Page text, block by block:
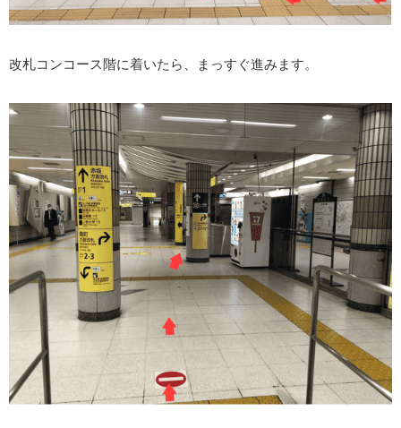
改札コンコース階に着いたら、まっすぐ進みます。